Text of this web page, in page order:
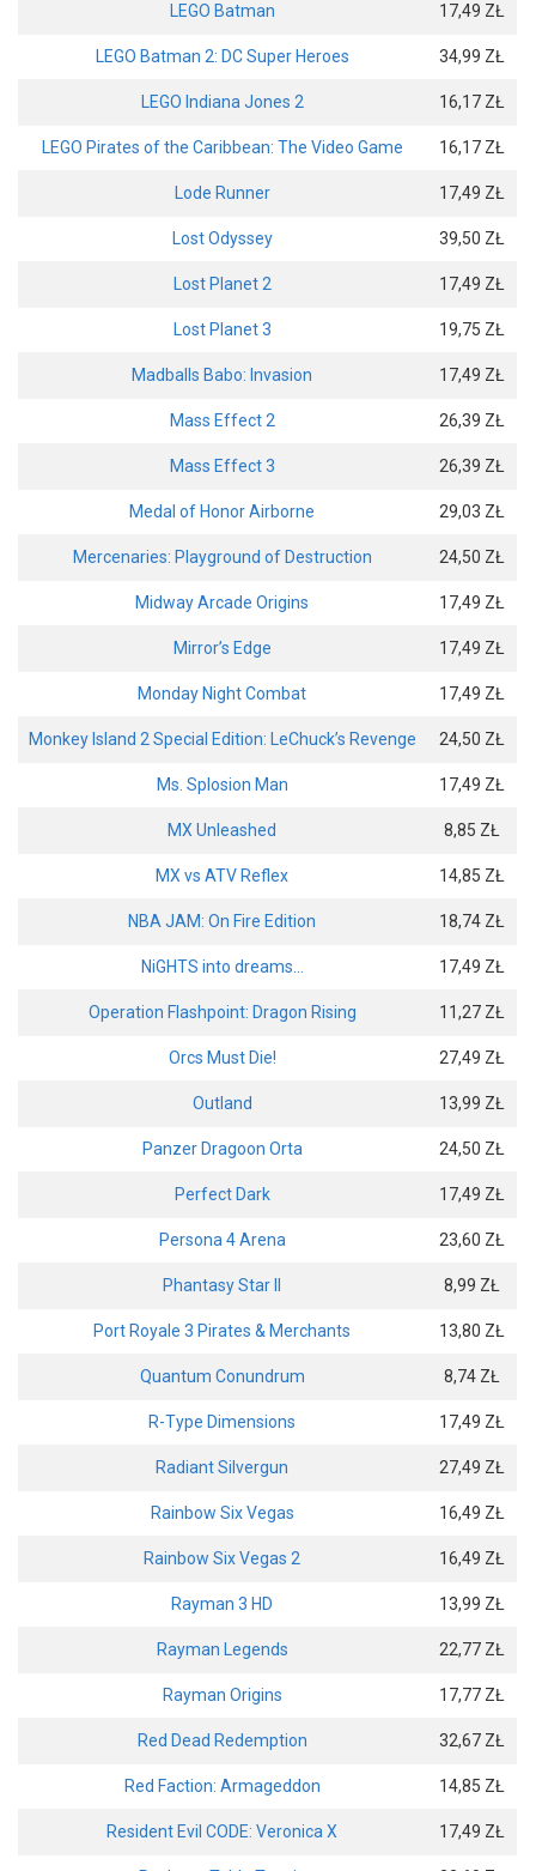
LEGO Batman 17,49 ZŁ
LEGO Batman 2: DC Super Heroes 34,99 ZŁ
LEGO Indiana Jones 2 16,17 ZŁ
LEGO Pirates of the Caribbean: The Video Game 16,17 ZŁ
Lode Runner 17,49 ZŁ
Lost Odyssey 39,50 ZŁ
Lost Planet 2 17,49 ZŁ
Lost Planet 3 19,75 ZŁ
Madballs Babo: Invasion 17,49 ZŁ
Mass Effect 2 26,39 ZŁ
Mass Effect 3 26,39 ZŁ
Medal of Honor Airborne 29,03 ZŁ
Mercenaries: Playground of Destruction 24,50 ZŁ
Midway Arcade Origins 17,49 ZŁ
Mirror’s Edge 17,49 ZŁ
Monday Night Combat 17,49 ZŁ
Monkey Island 2 Special Edition: LeChuck’s Revenge 24,50 ZŁ
Ms. Splosion Man 17,49 ZŁ
MX Unleashed 8,85 ZŁ
MX vs ATV Reflex 14,85 ZŁ
NBA JAM: On Fire Edition 18,74 ZŁ
NiGHTS into dreams… 17,49 ZŁ
Operation Flashpoint: Dragon Rising 11,27 ZŁ
Orcs Must Die! 27,49 ZŁ
Outland 13,99 ZŁ
Panzer Dragoon Orta 24,50 ZŁ
Perfect Dark 17,49 ZŁ
Persona 4 Arena 23,60 ZŁ
Phantasy Star II 8,99 ZŁ
Port Royale 3 Pirates & Merchants 13,80 ZŁ
Quantum Conundrum 8,74 ZŁ
R-Type Dimensions 17,49 ZŁ
Radiant Silvergun 27,49 ZŁ
Rainbow Six Vegas 16,49 ZŁ
Rainbow Six Vegas 2 16,49 ZŁ
Rayman 3 HD 13,99 ZŁ
Rayman Legends 22,77 ZŁ
Rayman Origins 17,77 ZŁ
Red Dead Redemption 32,67 ZŁ
Red Faction: Armageddon 14,85 ZŁ
Resident Evil CODE: Veronica X 17,49 ZŁ